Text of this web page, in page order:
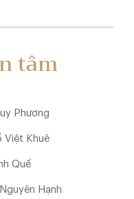
tâm
Phương
Việt Khuê
Quế
Hạnh